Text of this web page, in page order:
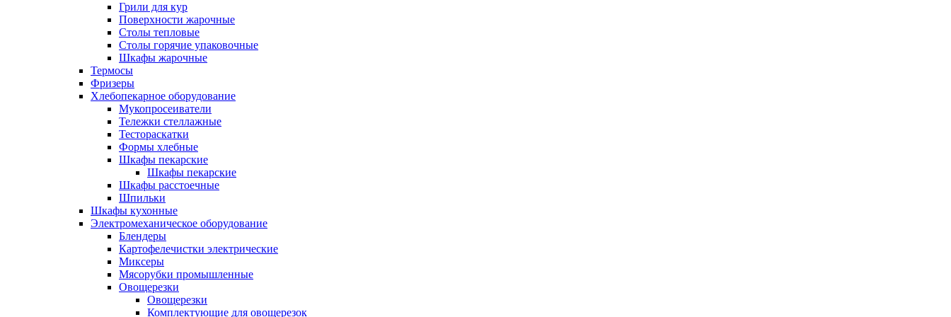
Грили для кур
Поверхности жарочные
Столы тепловые
Столы горячие упаковочные
Шкафы жарочные
Термосы
Фризеры
Хлебопекарное оборудование
Мукопросеиватели
Тележки стеллажные
Тестораскатки
Формы хлебные
Шкафы пекарские
Шкафы пекарские
Шкафы расстоечные
Шпильки
Шкафы кухонные
Электромеханическое оборудование
Блендеры
Картофелечистки электрические
Миксеры
Мясорубки промышленные
Овощерезки
Овощерезки
Комплектующие для овощерезок